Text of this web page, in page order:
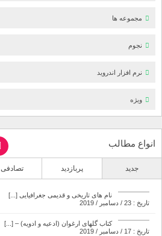
مجموعه ها
نجوم
نرم افزار اندروید
ویژه
انواع مطالب
جدید پربازدید تصادفی
نام های تاریخی و قدیمی جغرافیایی [...]
تاریخ : 23 / دسامبر / 2019
کتاب گلهای ارغوان (ادعیه و ادویه) – [...]
تاریخ : 17 / دسامبر / 2019